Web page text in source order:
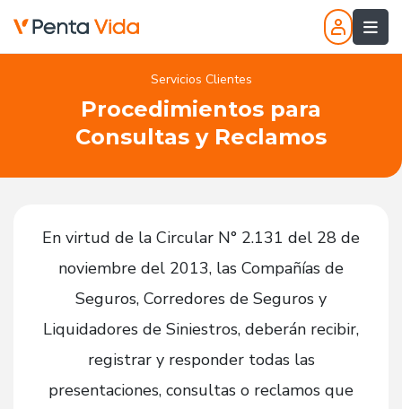
Servicios Clientes
Procedimientos para
Consultas y Reclamos
En virtud de la Circular N° 2.131 del 28 de
noviembre del 2013, las Compañías de
Seguros, Corredores de Seguros y
Liquidadores de Siniestros, deberán recibir,
registrar y responder todas las
presentaciones, consultas o reclamos que